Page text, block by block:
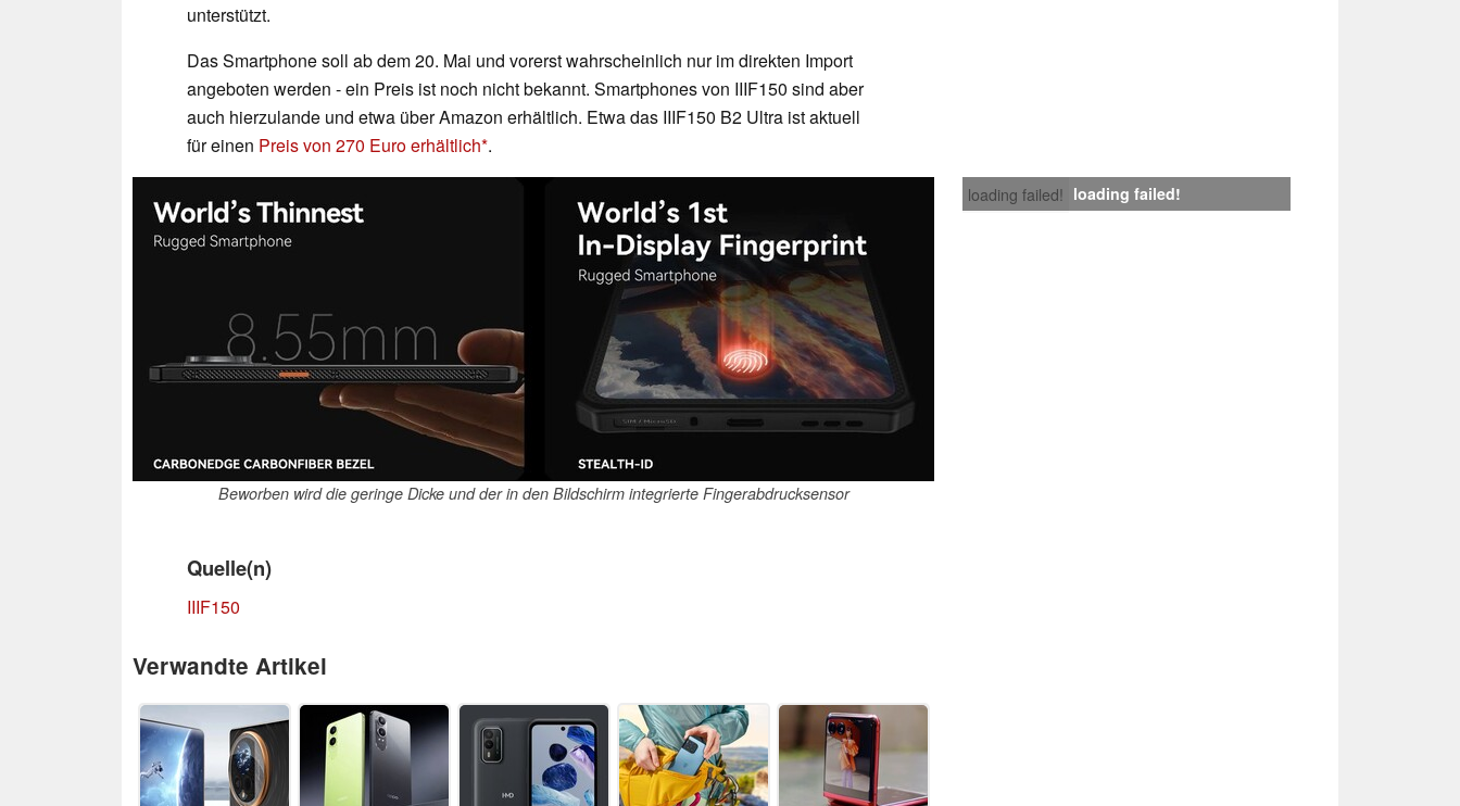
unterstützt.
Das Smartphone soll ab dem 20. Mai und vorerst wahrscheinlich nur im direkten Import
angeboten werden - ein Preis ist noch nicht bekannt. Smartphones von IIIF150 sind aber
auch hierzulande und etwa über Amazon erhältlich. Etwa das IIIF150 B2 Ultra ist aktuell
für einen Preis von 270 Euro erhältlich .
loading failed! loading failed!
Beworben wird die geringe Dicke und der in den Bildschirm integrierte Fingerabdrucksensor
Quelle(n)
IIIF150
Verwandte Artikel